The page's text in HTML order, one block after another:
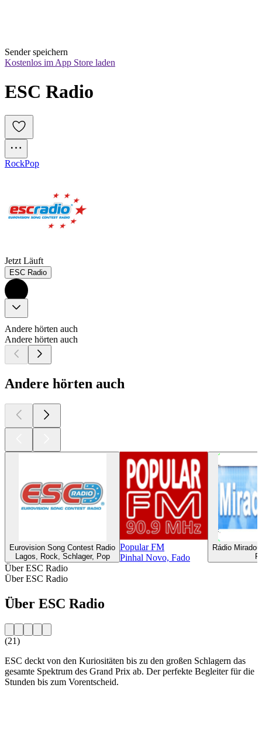
Sender speichern
Kostenlos im App Store laden
ESC Radio
RockPop
Jetzt Läuft
ESC Radio
Andere hörten auch
Andere hörten auch
Andere hörten auch
Eurovision Song Contest Radio
Lagos, Rock, Schlager, Pop
Popular FM
Pinhal Novo, Fado
Rádio
Über ESC Radio
Über ESC Radio
Über ESC Radio
(21)
ESC deckt von den Kuriositäten bis zu den großen Schlagern das
gesamte Spektrum des Grand Prix ab. Der perfekte Begleiter für die
Stunden bis zum Vorentscheid.